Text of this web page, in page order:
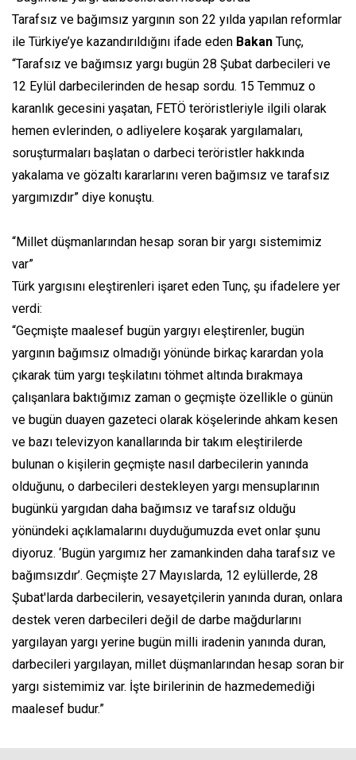
Tarafsız ve bağımsız yargının son 22 yılda yapılan reformlar
ile Türkiye’ye kazandırıldığını ifade eden Bakan Tunç,
“Tarafsız ve bağımsız yargı bugün 28 Şubat darbecileri ve
12 Eylül darbecilerinden de hesap sordu. 15 Temmuz o
karanlık gecesini yaşatan, FETÖ teröristleriyle ilgili olarak
hemen evlerinden, o adliyelere koşarak yargılamaları,
soruşturmaları başlatan o darbeci teröristler hakkında
yakalama ve gözaltı kararlarını veren bağımsız ve tarafsız
yargımızdır” diye konuştu.
“Millet düşmanlarından hesap soran bir yargı sistemimiz
var”
Türk yargısını eleştirenleri işaret eden Tunç, şu ifadelere yer
verdi:
“Geçmişte maalesef bugün yargıyı eleştirenler, bugün
yargının bağımsız olmadığı yönünde birkaç karardan yola
çıkarak tüm yargı teşkilatını töhmet altında bırakmaya
çalışanlara baktığımız zaman o geçmişte özellikle o günün
ve bugün duayen gazeteci olarak köşelerinde ahkam kesen
ve bazı televizyon kanallarında bir takım eleştirilerde
bulunan o kişilerin geçmişte nasıl darbecilerin yanında
olduğunu, o darbecileri destekleyen yargı mensuplarının
bugünkü yargıdan daha bağımsız ve tarafsız olduğu
yönündeki açıklamalarını duyduğumuzda evet onlar şunu
diyoruz. ‘Bugün yargımız her zamankinden daha tarafsız ve
bağımsızdır’. Geçmişte 27 Mayıslarda, 12 eylüllerde, 28
Şubat'larda darbecilerin, vesayetçilerin yanında duran, onlara
destek veren darbecileri değil de darbe mağdurlarını
yargılayan yargı yerine bugün milli iradenin yanında duran,
darbecileri yargılayan, millet düşmanlarından hesap soran bir
yargı sistemimiz var. İşte birilerinin de hazmedemediği
maalesef budur.”